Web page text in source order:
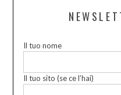
Il tuo nome
Il tuo sito (se ce l’hai)